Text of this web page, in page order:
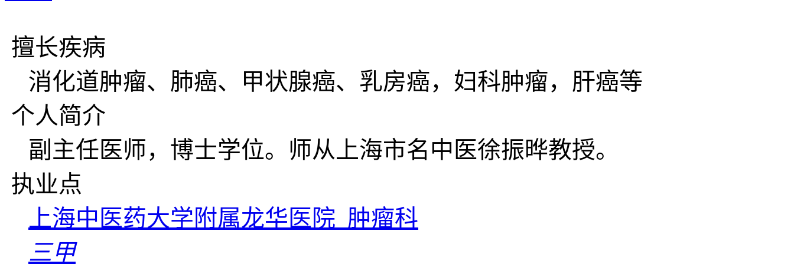
擅长疾病
消化道肿瘤、肺癌、甲状腺癌、乳房癌，妇科肿瘤，肝癌等
个人简介
副主任医师，博士学位。师从上海市名中医徐振晔教授。
执业点
上海中医药大学附属龙华医院 肿瘤科
三甲